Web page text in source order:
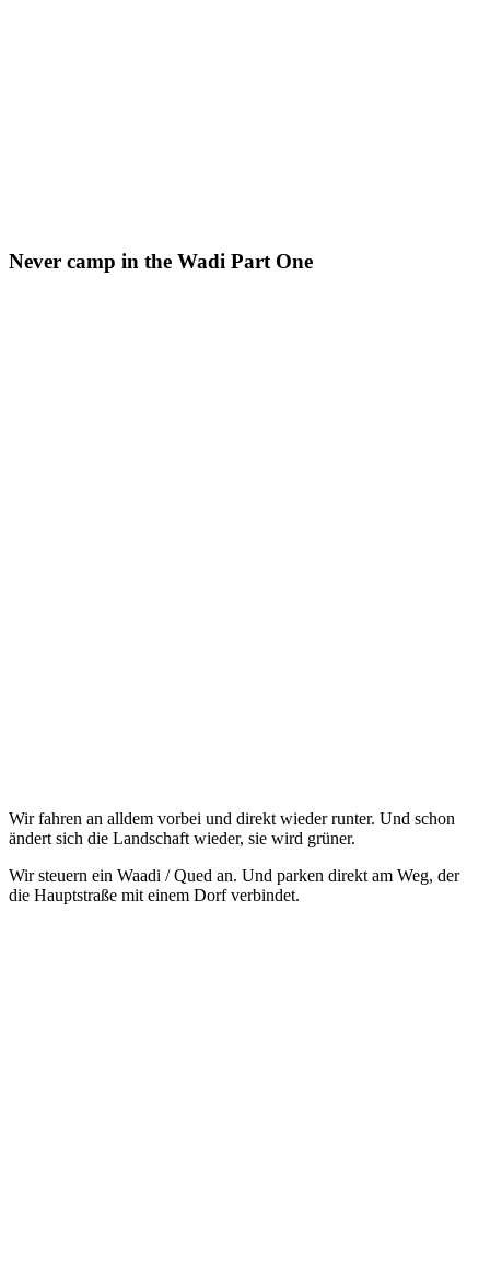
Never camp in the Wadi Part One
Wir fahren an alldem vorbei und direkt wieder runter. Und schon
ändert sich die Landschaft wieder, sie wird grüner.
Wir steuern ein Waadi / Qued an. Und parken direkt am Weg, der
die Hauptstraße mit einem Dorf verbindet.